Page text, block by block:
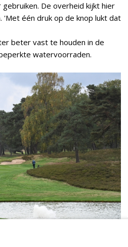
De overheid kijkt hier
één druk op de knop lukt dat
beter vast te houden in de
watervoorraden.